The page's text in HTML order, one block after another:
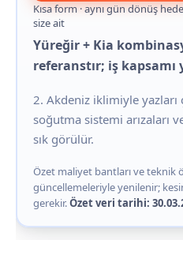
Kısa form · aynı gün dönüş
size ait
Yüreğir + Kia
referanstır; iş kapsamı
2. Akdeniz iklimiyle yazları
soğutma sistemi arızaları
sık görülür.
Özet maliyet bantları ve teknik
güncellemeleriyle yenilenir;
gerekir.Özet veri tarihi: